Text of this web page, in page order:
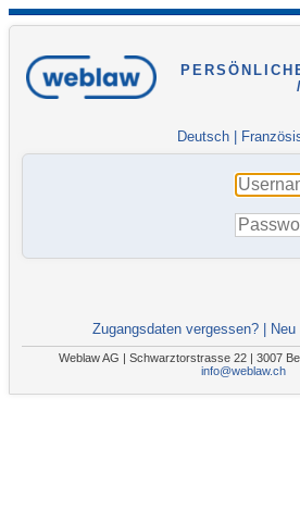
Deutsch
Zugangsdaten vergessen?
Weblaw AG | Schwarztorstrasse 22 | 3007
info@weblaw.ch